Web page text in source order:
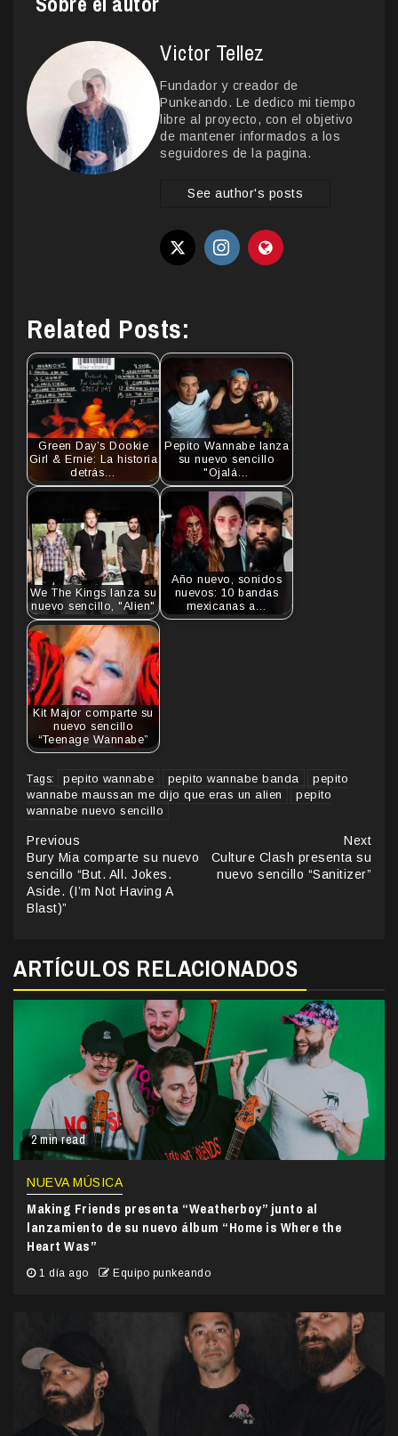
Victor Tellez
Fundador y creador de
Punkeando. Le dedico mi tiempo
libre al proyecto, con el objetivo
de mantener informados a los
seguidores de la pagina.
See author's posts
Related Posts:
Green Day’s Dookie
Girl & Ernie: La historia
detrás…
Pepito Wannabe lanza
su nuevo sencillo
"Ojalá…
We The Kings lanza su
nuevo sencillo, "Alien"
Año nuevo, sonidos
nuevos: 10 bandas
mexicanas a…
Kit Major comparte su
nuevo sencillo
“Teenage Wannabe”
Tags: pepito wannabe pepito wannabe banda
pepito
wannabe maussan me dijo que eras un alien
pepito
wannabe nuevo sencillo
Continue
Reading
Previous
Bury Mia comparte su nuevo
sencillo “But. All. Jokes.
Aside. (I’m Not Having A
Blast)”
Next
Culture Clash presenta su
nuevo sencillo “Sanitizer”
ARTÍCULOS RELACIONADOS
2 min read
NUEVA MÚSICA
Making Friends presenta “Weatherboy” junto al
lanzamiento de su nuevo álbum “Home is Where the
Heart Was”
1 día ago Equipo punkeando